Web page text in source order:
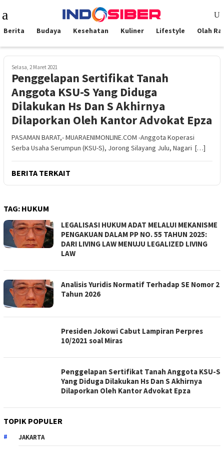
ke
Mobile
Berita Budaya Kesehatan Kuliner Lifestyle Olah
Selasa, 2 Maret 2021
Penggelapan Sertifikat Tanah
Anggota KSU-S Yang Diduga
Dilakukan Hs Dan S Akhirnya
Dilaporkan Oleh Kantor Advokat Epza
PASAMAN BARAT,- MUARAENIMONLINE.COM -Anggota Koperasi
Serba Usaha Serumpun (KSU-S), Jorong Silayang Julu, Nagari […]
BERITA TERKAIT
TAG: HUKUM
LEGALISASI HUKUM ADAT MELALUI MEKANISME
PENGAKUAN DALAM PP NO. 55 TAHUN 2025:
DARI LIVING LAW MENUJU LEGALIZED LIVING
LAW
Analisis Yuridis Normatif Terhadap SE Nomor 2
Tahun 2026
Presiden Jokowi Cabut Lampiran Perpres
10/2021 soal Miras
Penggelapan Sertifikat Tanah Anggota KSU-S
Yang Diduga Dilakukan Hs Dan S Akhirnya
Dilaporkan Oleh Kantor Advokat Epza
TOPIK POPULER
JAKARTA